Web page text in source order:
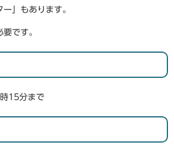
」もあります。
です。
15分まで